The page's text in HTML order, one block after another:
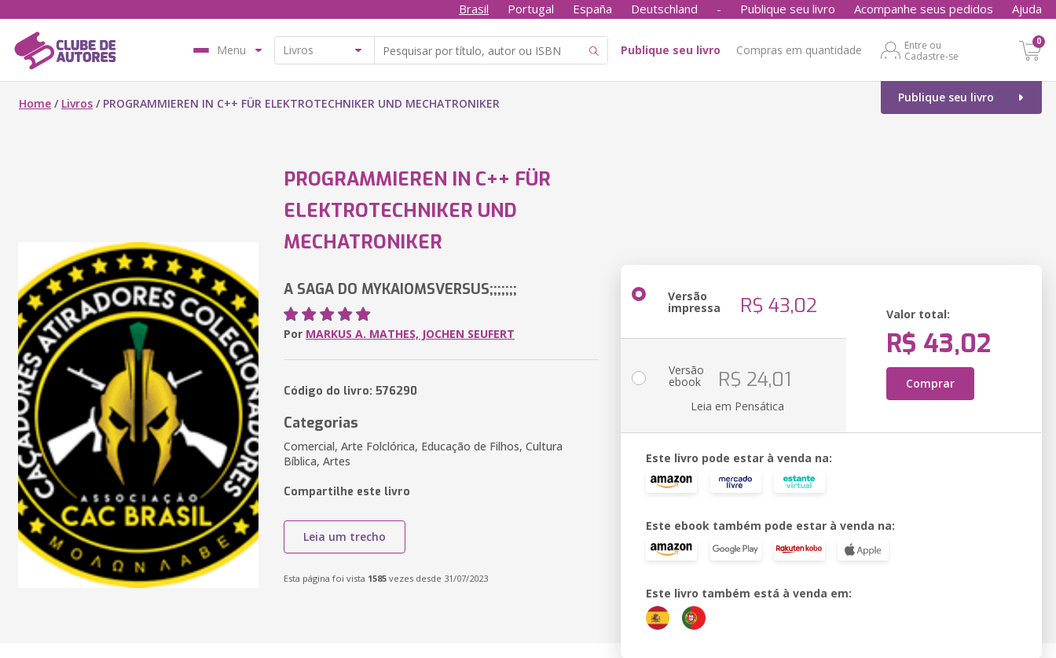
Brasil Portugal España Deutschland - Publique seu livro Acompanhe seus pedidos Ajuda
Menu Publique seu livro Compras em quantidade
Entre ou
Cadastre-se
0
Publique seu livro
Home / Livros / PROGRAMMIEREN IN C++ FÜR ELEKTROTECHNIKER UND MECHATRONIKER
PROGRAMMIEREN IN C++ FÜR
ELEKTROTECHNIKER UND
MECHATRONIKER
A SAGA DO MYKAIOMSVERSUS;;;;;;;
Por MARKUS A. MATHES, JOCHEN SEUFERT
Código do livro: 576290
Categorias
Comercial, Arte Folclórica, Educação de Filhos, Cultura
Bíblica, Artes
Compartilhe este livro
Leia um trecho
Esta página foi vista 1585 vezes desde 31/07/2023
Versão
impressa R$ 43,02 Valor total:
R$ 43,02
Comprar
Versão
ebook R$ 24,01
Leia em Pensática
Este livro pode estar à venda na:
Este ebook também pode estar à venda na:
Este livro também está à venda em: